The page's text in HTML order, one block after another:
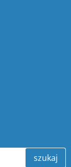
szukaj